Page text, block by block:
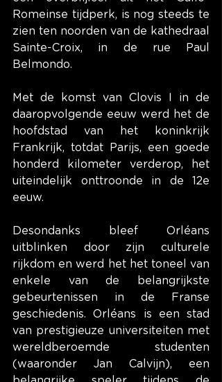
Romeinse tijdperk, is nog steeds te
zien ten noorden van de kathedraal
Sainte-Croix, in de rue Paul
Belmondo.
Met de komst van Clovis I in de
daaropvolgende eeuw werd het de
hoofdstad van het koninkrijk
Frankrijk, totdat Parijs, een goede
honderd kilometer verderop, het
uiteindelijk onttroonde in de 12e
eeuw.
Desondanks bleef Orléans
uitblinken door zijn culturele
rijkdom en werd het het toneel van
enkele van de belangrijkste
gebeurtenissen in de Franse
geschiedenis. Orléans is een stad
van prestigieuze universiteiten met
wereldberoemde studenten
(waaronder Jan Calvijn), een